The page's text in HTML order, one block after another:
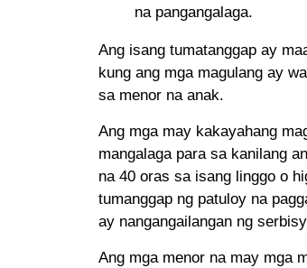
na pangangalaga.
Ang isang tumatanggap ay
kung ang mga magulang ay
sa menor na anak.
Ang mga may kakayahang
mangalaga para sa kanilang
na 40 oras sa isang linggo o
tumanggap ng patuloy na
ay nangangailangan ng
Ang mga menor na may mga